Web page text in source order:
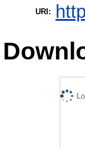
URI: